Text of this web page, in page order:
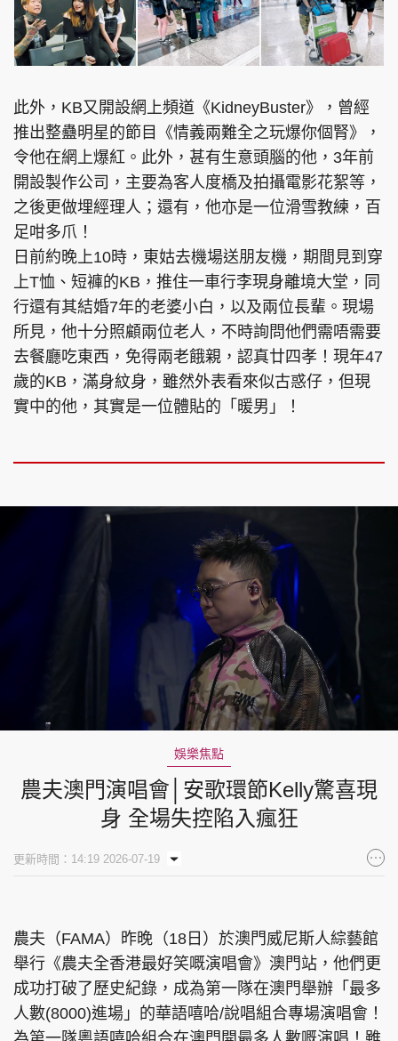
親子王 Oh!爸媽 JobMarket
頭條搵工 EDUPLUS
關於我們
聯絡我們
隱私政策聲明
使用條款
版權及免責聲明
Copyright © 東周網 版權所有 . 不得轉載
©Eastweek.com.hk. All rights reserved.
此外，KB又開設網上頻道《KidneyBuster》，曾經
推出整蠱明星的節目《情義兩難全之玩爆你個腎》，
令他在網上爆紅。此外，甚有生意頭腦的他，3年前
開設製作公司，主要為客人度橋及拍攝電影花絮等，
之後更做埋經理人；還有，他亦是一位滑雪教練，百
足咁多爪！
日前約晚上10時，東姑去機場送朋友機，期間見到穿
上T恤、短褲的KB，推住一車行李現身離境大堂，同
行還有其結婚7年的老婆小白，以及兩位長輩。現場
所見，他十分照顧兩位老人，不時詢問他們需唔需要
去餐廳吃東西，免得兩老餓親，認真廿四孝！現年47
歲的KB，滿身紋身，雖然外表看來似古惑仔，但現
實中的他，其實是一位體貼的「暖男」！
2.51%
娛樂焦點
農夫澳門演唱會│安歌環節Kelly驚喜現
身 全場失控陷入瘋狂
更新時間：14:19 2026-07-19
農夫（FAMA）昨晚（18日）於澳門威尼斯人綜藝館
舉行《農夫全香港最好笑嘅演唱會》澳門站，他們更
成功打破了歷史紀錄，成為第一隊在澳門舉辦「最多
人數(8000)進場」的華語嘻哈/說唱組合專場演唱會！